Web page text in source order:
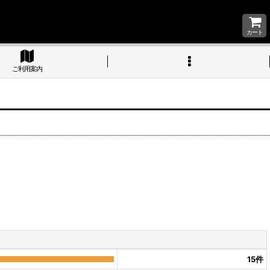
カート
ご利用案内
15件